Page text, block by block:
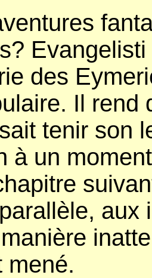
des
Il rend
tenir son
à un
aux
mené.